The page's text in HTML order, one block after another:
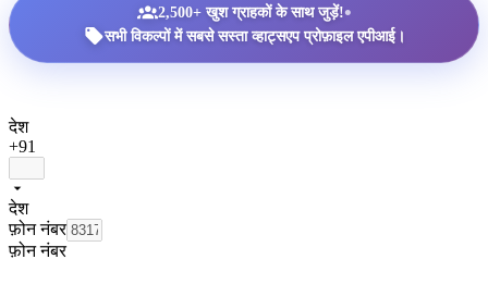
2,500+ खुश ग्राहकों के साथ जुड़ें!•
सभी विकल्पों में सबसे सस्ता व्हाट्सएप प्रोफ़ाइल एपीआई।
देश
+91
देश
फ़ोन नंबर
फ़ोन नंबर